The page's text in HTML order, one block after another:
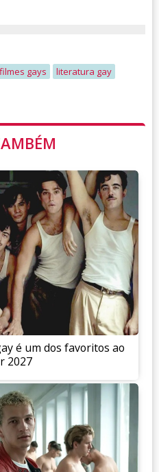
filmes gays literatura gay
é um dos favoritos ao
2027